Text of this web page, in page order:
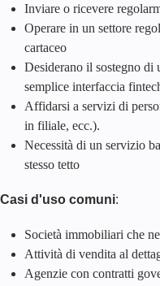
Inviare o ricevere
Operare in un settore
cartaceo
Desiderano il sostegno di
semplice interfaccia
Affidarsi a servizi di
in filiale, ecc.).
Necessità di un servizio
stesso tetto
Casi d'uso comuni:
Società immobiliari che
Attività di vendita al
Agenzie con contratti